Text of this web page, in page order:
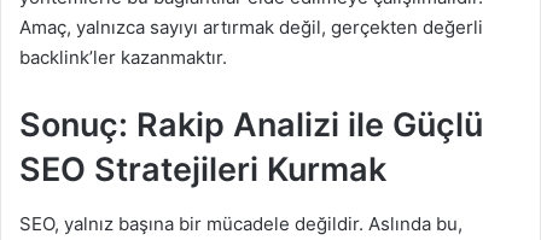
Amaç, yalnızca sayıyı artırmak değil, gerçekten değerli
backlink’ler kazanmaktır.
Sonuç: Rakip Analizi ile Güçlü
SEO Stratejileri Kurmak
SEO, yalnız başına bir mücadele değildir. Aslında bu,